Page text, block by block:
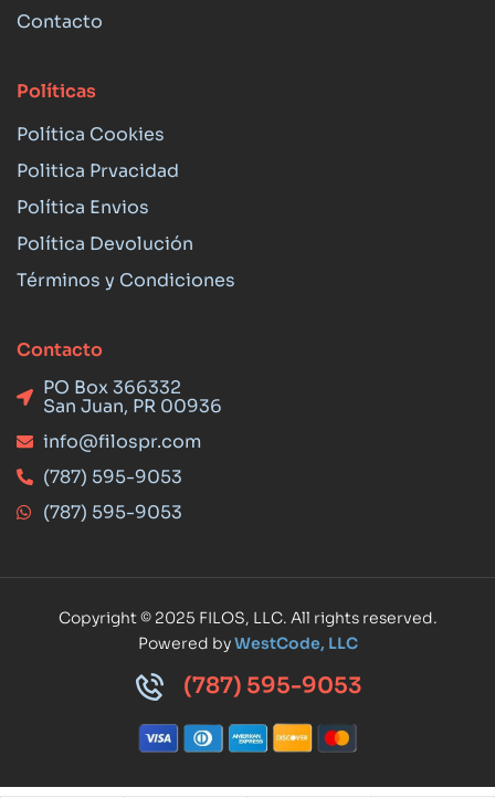
Contacto
Políticas
Política Cookies
Politica Prvacidad
Política Envios
Política Devolución
Términos y Condiciones
Contacto
PO Box 366332
San Juan, PR 00936
info@filospr.com
(787) 595-9053
(787) 595-9053
Copyright © 2025 FILOS, LLC. All rights reserved.
Powered byWestCode, LLC
(787) 595-9053